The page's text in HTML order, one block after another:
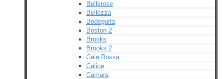
Bellerose
Bellezza
Bodeguita
Boston 2
Brooks
Brooks 2
Cala Rossa
Calice
Camara